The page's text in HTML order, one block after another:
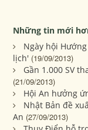
Những tin mới
Ngày hội
lịch' (19/09/2013)
Gần 1.000 SV
(21/09/2013)
Hội An hưởng
Nhật Bản đề
An (27/09/2013)